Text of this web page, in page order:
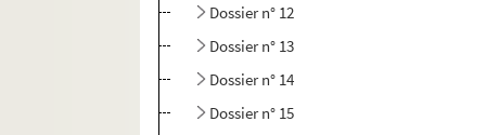
Dossier n° 12
Dossier n° 13
Dossier n° 14
Dossier n° 15